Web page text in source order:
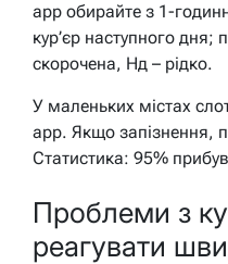
app обирайте з 1-
кур’єр наступного дня;
скорочена, Нд – рідко.
У маленьких містах
app. Якщо запізнення,
Статистика: 95%
Проблеми з
реагувати